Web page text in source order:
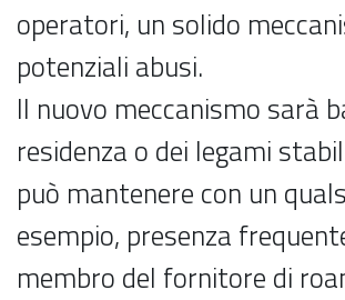
operatori, un solido
potenziali abusi.
Il nuovo meccanismo sarà
residenza o dei legami
può mantenere con un
esempio, presenza
membro del fornitore di